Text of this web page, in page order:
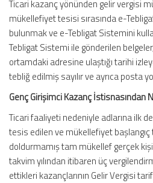
Ticari kazanç yönünden gelir vergisi
mükellefiyet tesisi sırasında e-
bulunmak ve e-Tebligat Sistemini
Tebligat Sistemi ile gönderilen
ortamdaki adresine ulaştığı tarihi
tebliğ edilmiş sayılır ve ayrıca posta
Genç Girişimci Kazanç İstisnasından
Ticari faaliyeti nedeniyle adlarına ilk
tesis edilen ve mükellefiyet başlangıç
doldurmamış tam mükellef gerçek
takvim yılından itibaren üç
ettikleri kazançlarının Gelir Vergisi